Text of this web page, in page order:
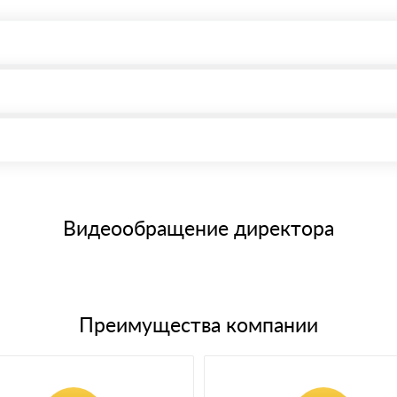
банковским картам
Видеообращение директора
Преимущества компании